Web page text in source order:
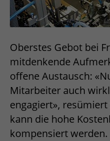
Oberstes Gebot bei
mitdenkende
offene Austausch:
Mitarbeiter auch
engagiert»,
kann die hohe
kompensiert werden.